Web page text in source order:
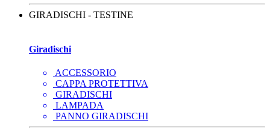
GIRADISCHI - TESTINE
Giradischi
ACCESSORIO
CAPPA PROTETTIVA
GIRADISCHI
LAMPADA
PANNO GIRADISCHI